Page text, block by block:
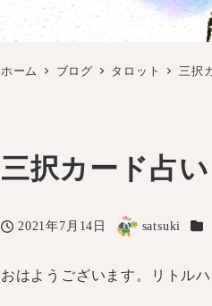
ホーム ブログ タロット 三択
三択カード占
投稿日
2021年7月14日
著
satsuki カ
おはようございます。リトル